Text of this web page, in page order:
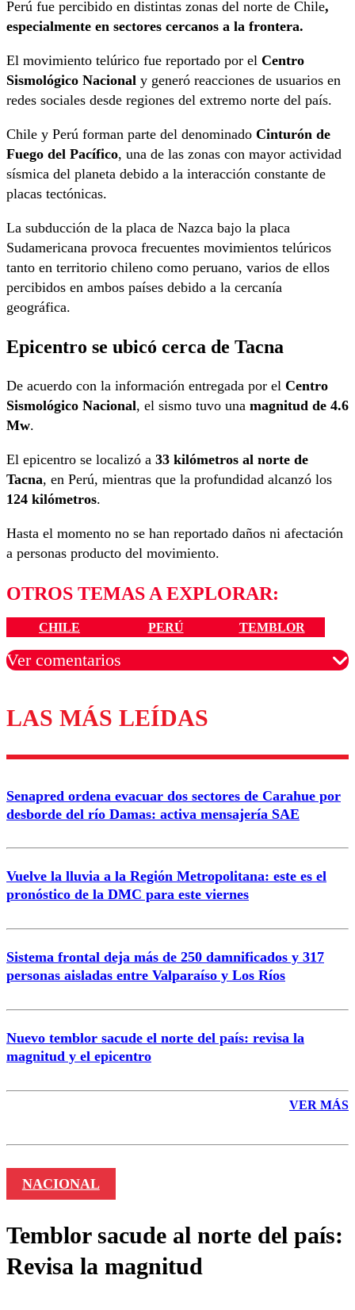
Perú fue percibido en distintas zonas del norte de Chile,
especialmente en sectores cercanos a la frontera.
El movimiento telúrico fue reportado por el Centro
Sismológico Nacional y generó reacciones de usuarios en
redes sociales desde regiones del extremo norte del país.
Chile y Perú forman parte del denominado Cinturón de
Fuego del Pacífico, una de las zonas con mayor actividad
sísmica del planeta debido a la interacción constante de
placas tectónicas.
La subducción de la placa de Nazca bajo la placa
Sudamericana provoca frecuentes movimientos telúricos
tanto en territorio chileno como peruano, varios de ellos
percibidos en ambos países debido a la cercanía
geográfica.
Epicentro se ubicó cerca de Tacna
De acuerdo con la información entregada por el Centro
Sismológico Nacional, el sismo tuvo una magnitud de 4.6
Mw.
El epicentro se localizó a 33 kilómetros al norte de
Tacna, en Perú, mientras que la profundidad alcanzó los
124 kilómetros.
Hasta el momento no se han reportado daños ni afectación
a personas producto del movimiento.
OTROS TEMAS A EXPLORAR:
CHILE PERÚ TEMBLOR
Ver comentarios
Los comentarios son moderados para garantizar un
diálogo respetuoso.
Correo
Enviar comentario
LAS MÁS LEÍDAS
Senapred ordena evacuar dos sectores de Carahue por
desborde del río Damas: activa mensajería SAE
Vuelve la lluvia a la Región Metropolitana: este es el
pronóstico de la DMC para este viernes
Sistema frontal deja más de 250 damnificados y 317
personas aisladas entre Valparaíso y Los Ríos
Nuevo temblor sacude el norte del país: revisa la
magnitud y el epicentro
VER MÁS
NACIONAL
Temblor sacude al norte del país:
Revisa la magnitud